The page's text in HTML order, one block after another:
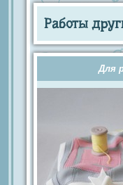
Работы
Для